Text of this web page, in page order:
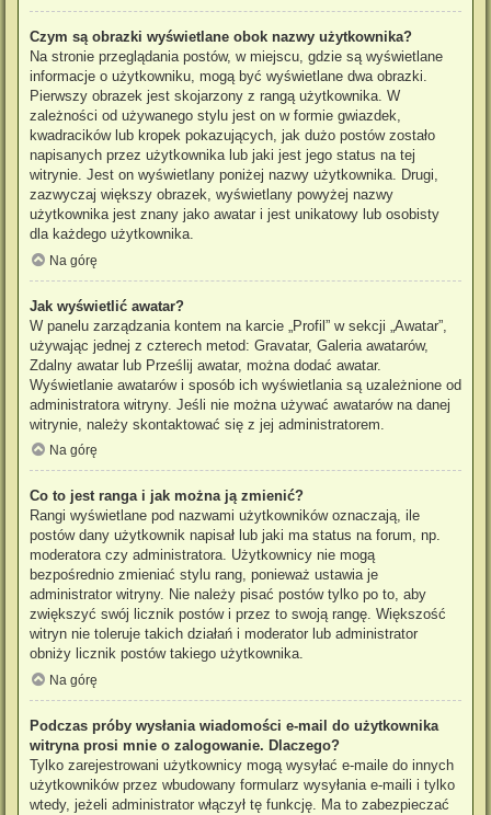
Czym są obrazki wyświetlane obok nazwy użytkownika?
Na stronie przeglądania postów, w miejscu, gdzie są wyświetlane
informacje o użytkowniku, mogą być wyświetlane dwa obrazki.
Pierwszy obrazek jest skojarzony z rangą użytkownika. W
zależności od używanego stylu jest on w formie gwiazdek,
kwadracików lub kropek pokazujących, jak dużo postów zostało
napisanych przez użytkownika lub jaki jest jego status na tej
witrynie. Jest on wyświetlany poniżej nazwy użytkownika. Drugi,
zazwyczaj większy obrazek, wyświetlany powyżej nazwy
użytkownika jest znany jako awatar i jest unikatowy lub osobisty
dla każdego użytkownika.
Na górę
Jak wyświetlić awatar?
W panelu zarządzania kontem na karcie „Profil” w sekcji „Awatar”,
używając jednej z czterech metod: Gravatar, Galeria awatarów,
Zdalny awatar lub Prześlij awatar, można dodać awatar.
Wyświetlanie awatarów i sposób ich wyświetlania są uzależnione od
administratora witryny. Jeśli nie można używać awatarów na danej
witrynie, należy skontaktować się z jej administratorem.
Na górę
Co to jest ranga i jak można ją zmienić?
Rangi wyświetlane pod nazwami użytkowników oznaczają, ile
postów dany użytkownik napisał lub jaki ma status na forum, np.
moderatora czy administratora. Użytkownicy nie mogą
bezpośrednio zmieniać stylu rang, ponieważ ustawia je
administrator witryny. Nie należy pisać postów tylko po to, aby
zwiększyć swój licznik postów i przez to swoją rangę. Większość
witryn nie toleruje takich działań i moderator lub administrator
obniży licznik postów takiego użytkownika.
Na górę
Podczas próby wysłania wiadomości e-mail do użytkownika
witryna prosi mnie o zalogowanie. Dlaczego?
Tylko zarejestrowani użytkownicy mogą wysyłać e-maile do innych
użytkowników przez wbudowany formularz wysyłania e-maili i tylko
wtedy, jeżeli administrator włączył tę funkcję. Ma to zabezpieczać